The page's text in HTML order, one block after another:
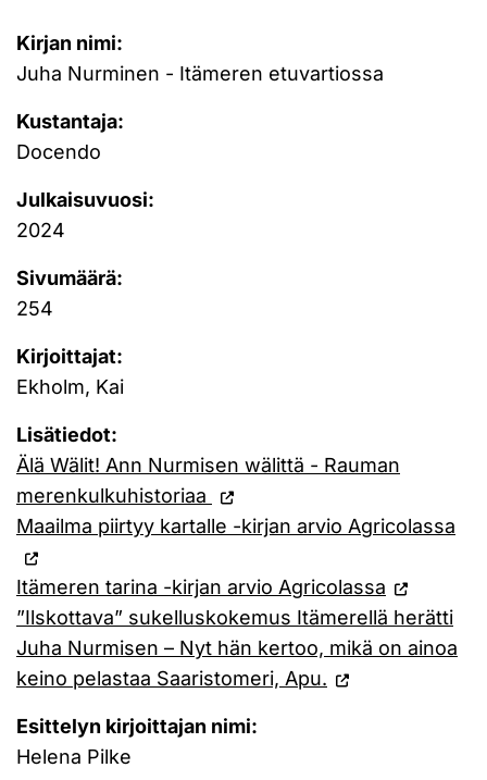
Kirjan nimi:
Juha Nurminen - Itämeren etuvartiossa
Kustantaja:
Docendo
Julkaisuvuosi:
2024
Sivumäärä:
254
Kirjoittajat:
Ekholm, Kai
Lisätiedot:
Älä Wälit! Ann Nurmisen wälittä - Rauman
merenkulkuhistoriaa
Maailma piirtyy kartalle -kirjan arvio Agricolassa
Itämeren tarina -kirjan arvio Agricolassa
”Ilskottava” sukelluskokemus Itämerellä herätti
Juha Nurmisen – Nyt hän kertoo, mikä on ainoa
keino pelastaa Saaristomeri, Apu.
Esittelyn kirjoittajan nimi:
Helena Pilke